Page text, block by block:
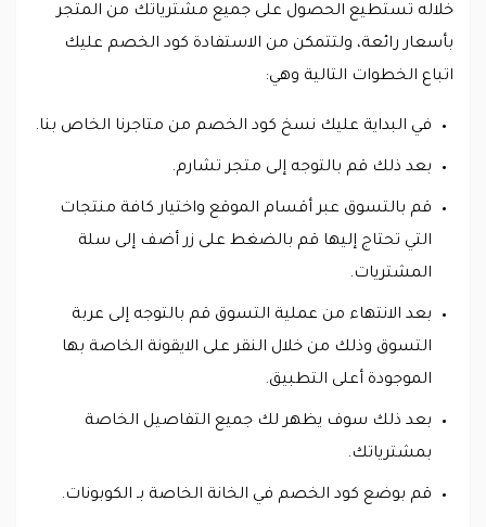
خلاله تستطيع الحصول على جميع مشترياتك من المتجر
بأسعار رائعة، ولتتمكن من الاستفادة كود الخصم عليك
اتباع الخطوات التالية وهي:
في البداية عليك نسخ كود الخصم من متاجرنا الخاص بنا.
بعد ذلك قم بالتوجه إلى متجر تشارم.
قم بالتسوق عبر أقسام الموقع واختيار كافة منتجات
التي تحتاج إليها قم بالضغط على زر أضف إلى سلة
المشتريات.
بعد الانتهاء من عملية التسوق قم بالتوجه إلى عربة
التسوق وذلك من خلال النقر على الايقونة الخاصة بها
الموجودة أعلى التطبيق.
بعد ذلك سوف يظهر لك جميع التفاصيل الخاصة
بمشترياتك.
قم بوضع كود الخصم في الخانة الخاصة بـ الكوبونات.